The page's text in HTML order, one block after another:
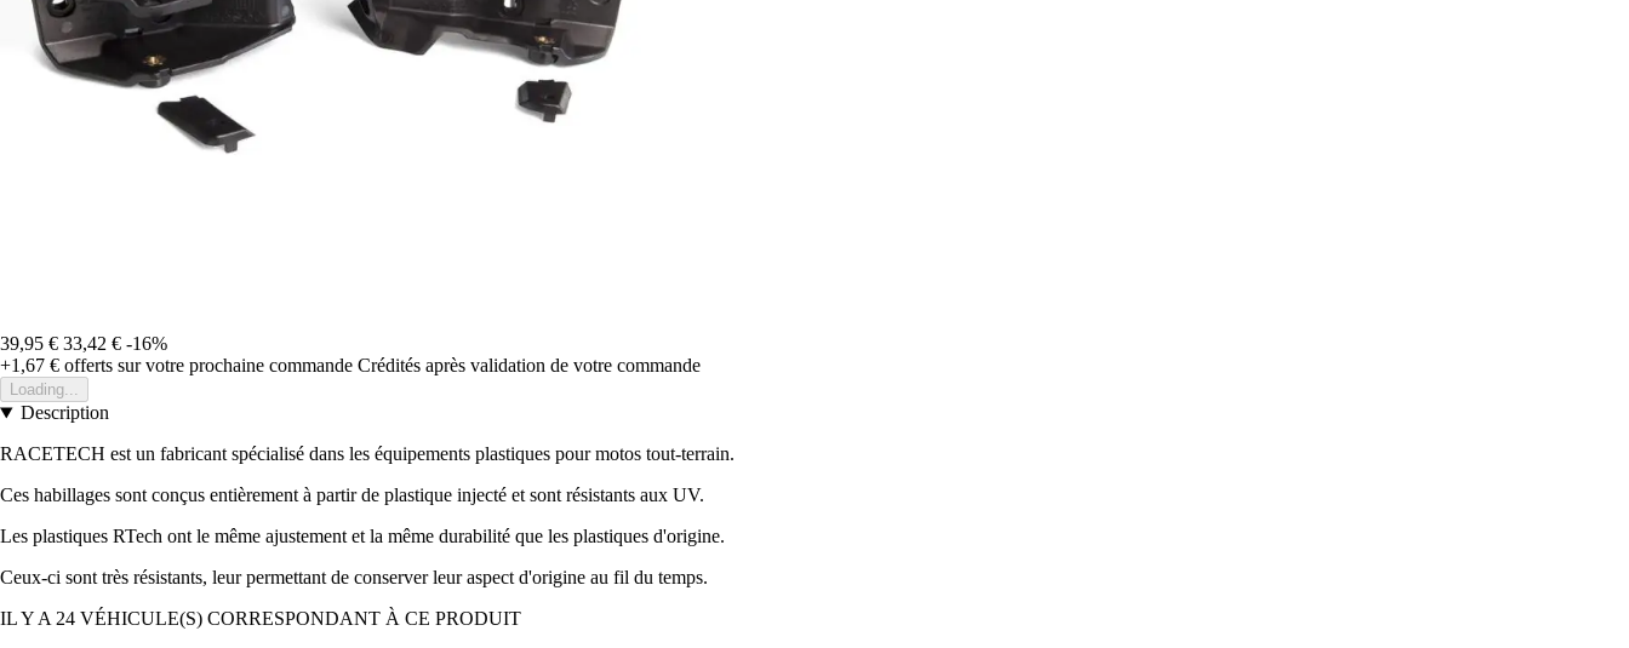
39,95 € 33,42 € -16%
+1,67 € offerts sur votre prochaine commande Crédités après validation de votre commande
Loading...
Description
RACETECH est un fabricant spécialisé dans les équipements plastiques pour motos tout-terrain.
Ces habillages sont conçus entièrement à partir de plastique injecté et sont résistants aux UV.
Les plastiques RTech ont le même ajustement et la même durabilité que les plastiques d'origine.
Ceux-ci sont très résistants, leur permettant de conserver leur aspect d'origine au fil du temps.
IL Y A 24 VÉHICULE(S) CORRESPONDANT À CE PRODUIT